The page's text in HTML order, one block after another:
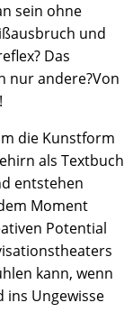
sein ohne
und
Das
nur andere?Von
die Kunstform
als Textbuch
entstehen
Moment
Potential
kann, wenn
ins Ungewisse